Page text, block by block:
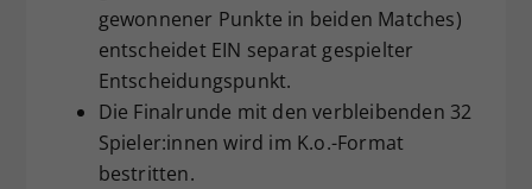
gewonnener Punkte in beiden Matches)
entscheidet EIN separat gespielter
Entscheidungspunkt.
Die Finalrunde mit den verbleibenden 32
Spieler:innen wird im K.o.-Format
bestritten.